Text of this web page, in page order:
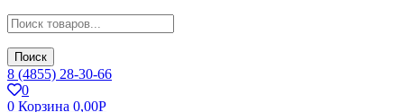
Поиск
8 (4855) 28-30-66
0
0 Корзина 0,00Р